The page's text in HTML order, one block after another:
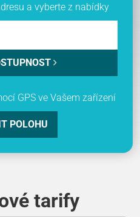
a vyberte z nabídky
GPS ve Vašem zařízení
POLOHU
tarify